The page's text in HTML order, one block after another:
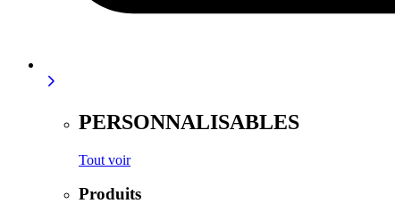
PERSONNALISABLES
Tout voir
Produits